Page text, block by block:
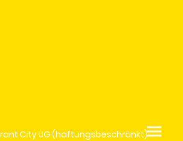
City UG (haftungsbeschränkt)